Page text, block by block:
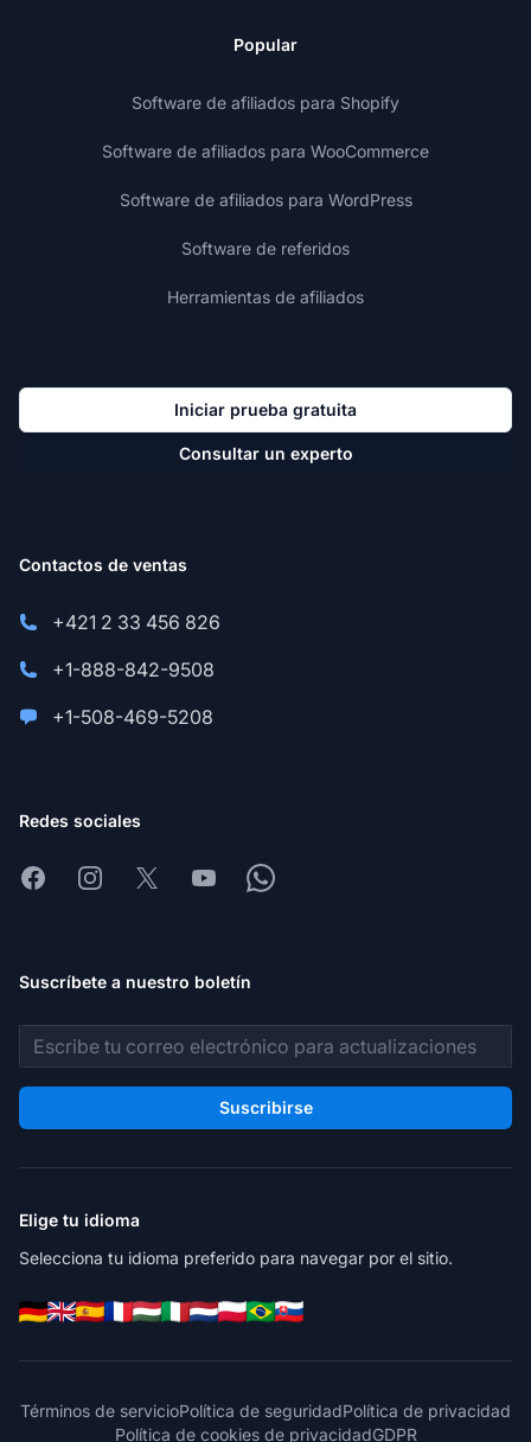
Popular
Software de afiliados para Shopify
Software de afiliados para WooCommerce
Software de afiliados para WordPress
Software de referidos
Herramientas de afiliados
Iniciar prueba gratuita
Consultar un experto
Contactos de ventas
+421 2 33 456 826
+1-888-842-9508
+1-508-469-5208
Redes sociales
FacebookInstagram
X YoutubeWhatsapp
Suscríbete a nuestro boletín
Dirección de correo electrónico
Suscribirse
Elige tu idioma
Selecciona tu idioma preferido para navegar por el sitio.
Términos de servicioPolítica de seguridadPolítica de privacidad
Política de cookies de privacidadGDPR